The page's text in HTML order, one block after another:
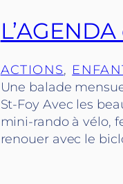
ACTIONS,
Une balade
St-Foy Avec les
mini-rando à vélo,
renouer avec le